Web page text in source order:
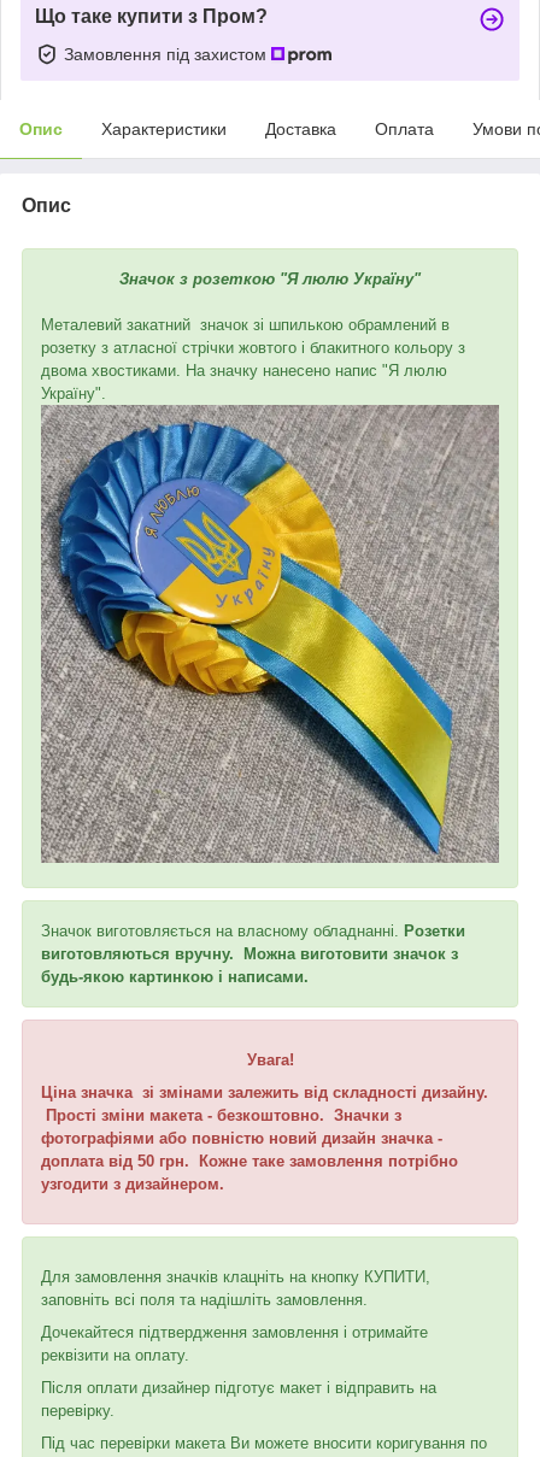
Що таке купити з Пром?
Замовлення під захистом
Опис Характеристики Доставка Оплата Умови
Опис
Значок з розеткою "Я люлю Україну"
Металевий закатний значок зі шпилькою обрамлений в
розетку з атласної стрічки жовтого і блакитного кольору з
двома хвостиками. На значку нанесено напис "Я люлю
Україну".
Значок виготовляється на власному обладнанні.
Розетки
виготовляються вручну.
Можна виготовити значок з
будь-якою картинкою і написами.
Увага!
Ціна значка зі змінами залежить від складності дизайну.
Прості зміни макета - безкоштовно. Значки з
фотографіями або повністю новий дизайн значка -
доплата від 50 грн. Кожне таке замовлення потрібно
узгодити з дизайнером.
Для замовлення значків клацніть на кнопку КУПИТИ,
заповніть всі поля та надішліть замовлення.
Дочекайтеся підтвердження замовлення і отримайте
реквізити на оплату.
Після оплати дизайнер підготує макет і відправить на
перевірку.
Під час перевірки макета Ви можете вносити коригування по